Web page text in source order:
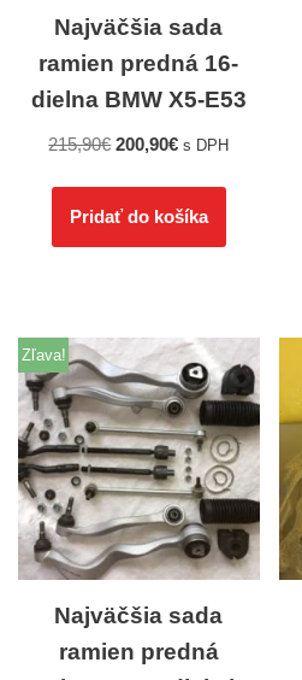
Najväčšia sada
ramien predná 16-
dielna BMW X5-E53
215,90€ 200,90€ s DPH
Pridať do košíka
Zľava!
Najväčšia sada
ramien predná